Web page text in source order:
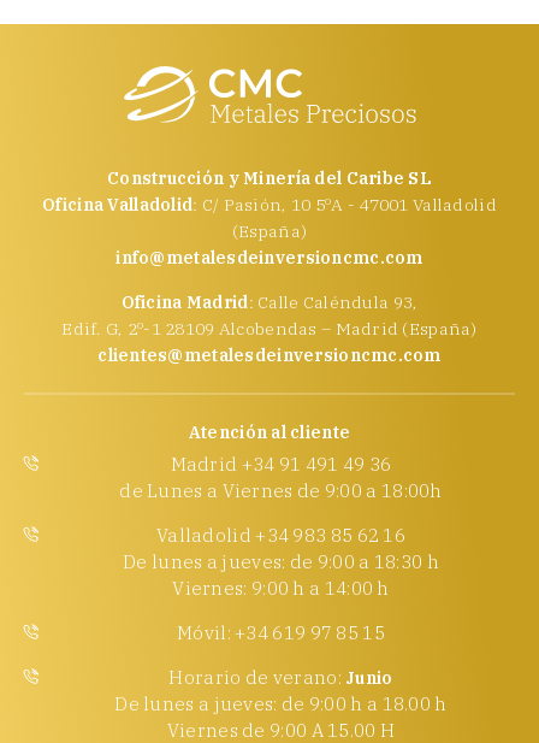
Construcción y Minería del Caribe SL
Oficina Valladolid: C/ Pasión, 10 5ºA - 47001 Valladolid
(España)
info@metalesdeinversioncmc.com
Oficina Madrid: Calle Caléndula 93,
Edif. G, 2º-1 28109 Alcobendas – Madrid (España)
clientes@metalesdeinversioncmc.com
Atención al cliente
Madrid +34 91 491 49 36
de Lunes a Viernes de 9:00 a 18:00h
Valladolid +34 983 85 62 16
De lunes a jueves: de 9:00 a 18:30 h
Viernes: 9:00 h a 14:00 h
Móvil: +34 619 97 85 15
Horario de verano: Junio
De lunes a jueves: de 9:00 h a 18.00 h
Viernes de 9:00 A 15.00 H